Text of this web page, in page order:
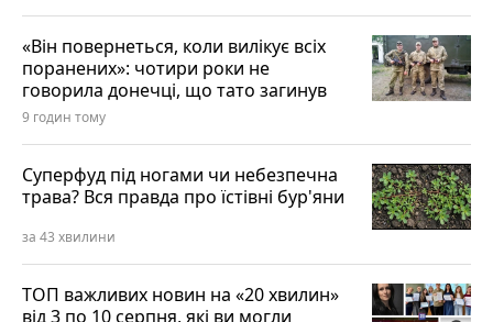
«Він повернеться, коли вилікує всіх
поранених»: чотири роки не
говорила донечці, що тато загинув
9 годин тому
Суперфуд під ногами чи небезпечна
трава? Вся правда про їстівні бур'яни
за 43 хвилини
ТОП важливих новин на «20 хвилин»
від 3 по 10 серпня, які ви могли